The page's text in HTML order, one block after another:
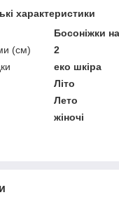
характеристики
Босоніжки
(см)
2
еко шкіра
Літо
Лето
жіночі